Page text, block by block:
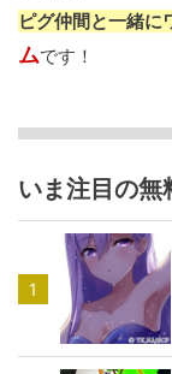
ピグ仲間と一緒に
ムです！
いま注目の無
1